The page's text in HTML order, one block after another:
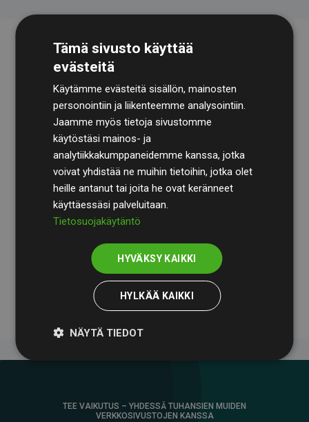
TilintarkastusyhtiöBDOkäy säännöllisesti läpi
laskelmamme ja menetelmämme varmistaakseen
läpinäkyvyyden ja luotettavuuden.
Heidän tarkastuksensa osoittavat, että investoinnit
ilmastohankkeisiin kompensoivat keskimäärin
arvioiduista CO₂-päästöistä
jäsenverkkosivustoilla –
selkeä todiste toimintatapamme todellisesta
TEE VAIKUTUS – YHDESSÄ TUHANSIEN MUIDEN
VERKKOSIVUSTOJEN KANSSA
Tämä sivusto käyttää
evästeitä
Käytämme evästeitä sisällön, mainosten
personointiin ja liikenteemme analysointiin.
Jaamme myös tietoja sivustomme
käytöstäsi mainos- ja
analytiikkakumppaneidemme kanssa, jotka
voivat yhdistää ne muihin tietoihin, jotka olet
heille antanut tai joita he ovat keränneet
käyttäessäsi palveluitaan.
Tietosuojakäytäntö
HYVÄKSY KAIKKI
HYLKÄÄ KAIKKI
NÄYTÄ TIEDOT